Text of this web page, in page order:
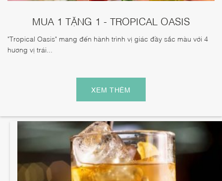
MUA 1 TẶNG 1 - TROPICAL OASIS
"Tropical Oasis" mang đến hành trình vị giác đầy sắc màu với 4
hương vị trái...
XEM THÊM